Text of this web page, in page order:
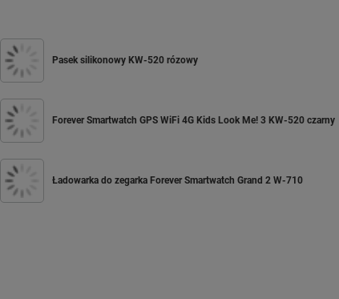
Pasek silikonowy KW-520 rózowy
Forever Smartwatch GPS WiFi 4G Kids Look Me! 3 KW-520 czarny
Ładowarka do zegarka Forever Smartwatch Grand 2 W-710